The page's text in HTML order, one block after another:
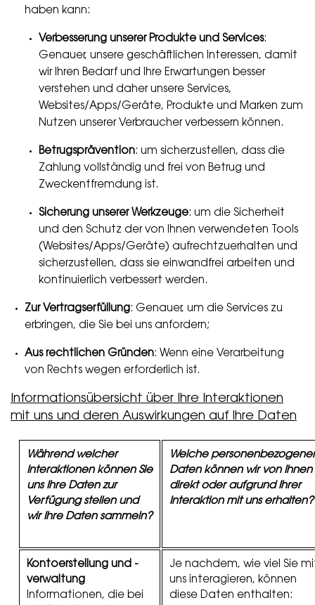
haben kann:
Verbesserung unserer Produkte und Services:
Genauer, unsere geschäftlichen Interessen, damit
wir Ihren Bedarf und Ihre Erwartungen besser
verstehen und daher unsere Services,
Websites/Apps/Geräte, Produkte und Marken zum
Nutzen unserer Verbraucher verbessern können.
Betrugsprävention: um sicherzustellen, dass die
Zahlung vollständig und frei von Betrug und
Zweckentfremdung ist.
Sicherung unserer Werkzeuge: um die Sicherheit
und den Schutz der von Ihnen verwendeten Tools
(Websites/Apps/Geräte) aufrechtzuerhalten und
sicherzustellen, dass sie einwandfrei arbeiten und
kontinuierlich verbessert werden.
Zur Vertragserfüllung: Genauer, um die Services zu
erbringen, die Sie bei uns anfordern;
Aus rechtlichen Gründen: Wenn eine Verarbeitung
von Rechts wegen erforderlich ist.
Informationsübersicht über Ihre Interaktionen
mit uns und deren Auswirkungen auf Ihre Daten
Während welcher
Interaktionen können Sie
uns Ihre Daten zur
Verfügung stellen und
wir Ihre Daten sammeln?
Welche
Daten können wir von Ihnen
direkt oder aufgrund Ihrer
Interaktion mit uns erhalten?
Kontoerstellung und -
verwaltung
Informationen, die bei
Je nachdem, wie viel Sie
uns interagieren, können
diese Daten enthalten: